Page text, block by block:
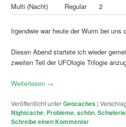
Multi (Nacht) Regular 2
Irgendwie war heute der Wurm bei uns
Diesen Abend startete ich wieder
zweiten Teil der UFOlogie Trilogie
Weiterlesen →
Veröffentlicht unterGeocaches |
Nightcache, Probleme,schön,
Schreibe einen Kommentar